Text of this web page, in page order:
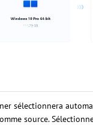
sélectionnera
source.